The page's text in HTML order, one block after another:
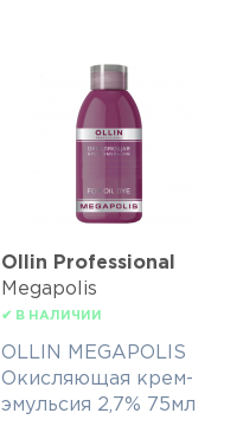
Ollin Professional
Megapolis
✔ В НАЛИЧИИ
OLLIN MEGAPOLIS
Окисляющая крем-
эмульсия 2,7% 75мл